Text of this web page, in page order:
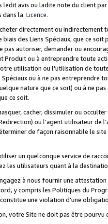
avis ou ladite note du client
dans la Licence.
directement ou
biais des Liens Spéciaux, que ce
pas autoriser, demander ou
ou à entreprendre toute
utilisation ou l'utilisation de
ou à ne pas entreprendre
nature que ce soit) ou à ne
ce soit.
cacher, dissimuler ou
ou l'agent utilisateur
de façon raisonnable le
un quelconque service de
les utilisateurs quant à la
à nous fournir une
y compris les Politiques du
une violation d'une
votre Site ne doit pas être